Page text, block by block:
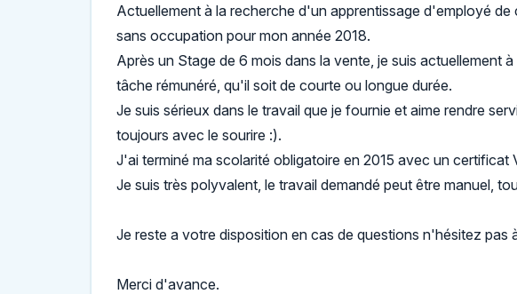
Actuellement à la recherche d'un apprentissage d'employé
sans occupation pour mon année 2018.
Après un Stage de 6 mois dans la vente, je suis actuellement
tâche rémunéré, qu'il soit de courte ou longue durée.
Je suis sérieux dans le travail que je fournie et aime rendre
toujours avec le sourire :).
J'ai terminé ma scolarité obligatoire en 2015 avec un certificat
Je suis très polyvalent, le travail demandé peut être manuel,
Je reste a votre disposition en cas de questions n'hésitez pas
Merci d'avance.